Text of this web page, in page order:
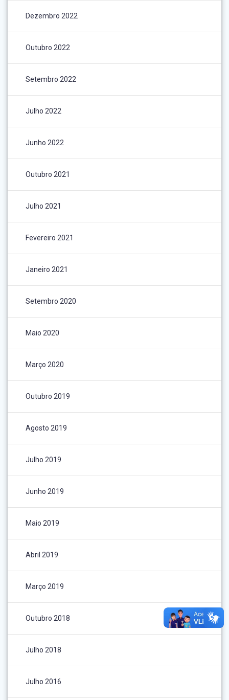
Dezembro 2022
Outubro 2022
Setembro 2022
Julho 2022
Junho 2022
Outubro 2021
Julho 2021
Fevereiro 2021
Janeiro 2021
Setembro 2020
Maio 2020
Março 2020
Outubro 2019
Agosto 2019
Julho 2019
Junho 2019
Maio 2019
Abril 2019
Março 2019
Outubro 2018
Julho 2018
Julho 2016